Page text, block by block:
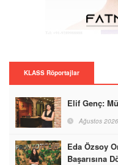
KLASS Röportajlar
Elif Genç:
Ağustos 2026
Eda Özsoy
Başarısına